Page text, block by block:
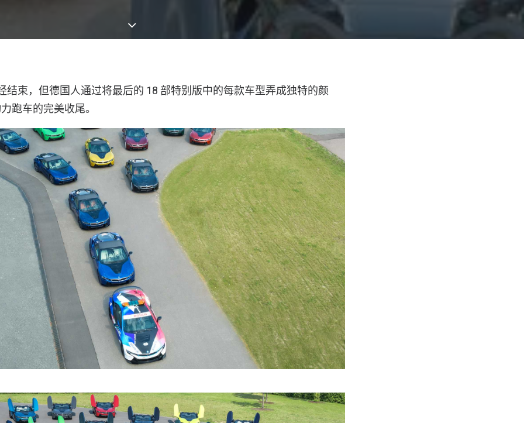
结束，但德国人通过将最后的 18 部特别版中的每款车型弄成独特的颜
跑车的完美收尾。